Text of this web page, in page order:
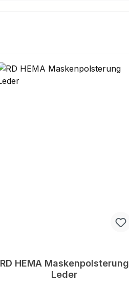
RD HEMA Maskenpolsterung
Leder